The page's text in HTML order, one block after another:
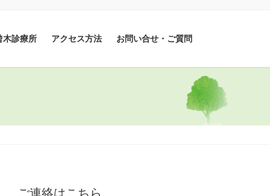
木診療所 アクセス方法 お問い合せ・ご質問
ご連絡はこちら